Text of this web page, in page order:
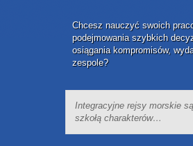
Chcesz nauczyć swoich
podejmowania szybkich
osiągania kompromisów,
zespole?
Integracyjne rejsy morskie
szkołą charakterów…